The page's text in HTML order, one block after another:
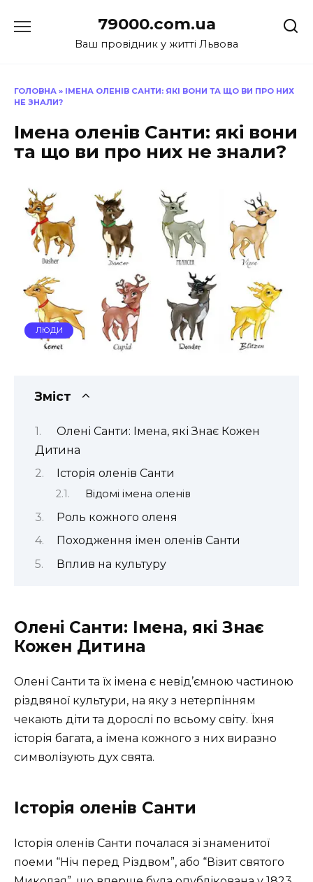
до
79000.com.ua
Ваш провідник у житті Львова
ГОЛОВНА » ІМЕНА ОЛЕНІВ САНТИ: ЯКІ ВОНИ ТА ЩО ВИ ПРО НИХ
НЕ ЗНАЛИ?
Імена оленів Санти: які вони
та що ви про них не знали?
ЛЮДИ
Зміст
Олені Санти: Імена, які Знає Кожен
Дитина
Історія оленів Санти
Відомі імена оленів
Роль кожного оленя
Походження імен оленів Санти
Вплив на культуру
Олені Санти: Імена, які Знає
Кожен Дитина
Олені Санти та їх імена є невід’ємною частиною
різдвяної культури, на яку з нетерпінням
чекають діти та дорослі по всьому світу. Їхня
історія багата, а імена кожного з них виразно
символізують дух свята.
Історія оленів Санти
Історія оленів Санти почалася зі знаменитої
поеми “Ніч перед Різдвом”, або “Візит святого